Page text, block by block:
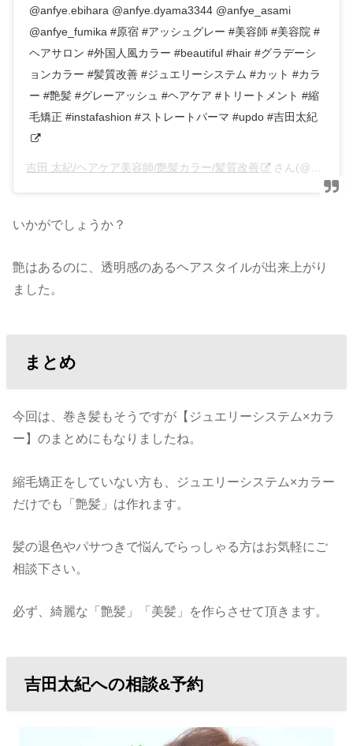
@anfye.ebihara @anfye.dyama3344 @anfye_asami
@anfye_fumika #原宿 #アッシュグレー #美容師 #美容院 #
ヘアサロン #外国人風カラー #beautiful #hair #グラデーシ
ョンカラー #髪質改善 #ジュエリーシステム #カット #カラ
ー #艶髪 #グレーアッシュ #ヘアケア #トリートメント #縮
毛矯正 #instafashion #ストレートパーマ #updo #吉田太紀
吉田 太紀/ヘアケア美容師/艶髪カラー/髪質改善 さん(@anfye_yoshida)がシェアした投稿 –
いかがでしょうか？
艶はあるのに、透明感のあるヘアスタイルが出来上がり
ました。
まとめ
今回は、巻き髪もそうですが【ジュエリーシステム×カラ
ー】のまとめにもなりましたね。
縮毛矯正をしていない方も、ジュエリーシステム×カラー
だけでも「艶髪」は作れます。
髪の退色やパサつきで悩んでらっしゃる方はお気軽にご
相談下さい。
必ず、綺麗な「艶髪」「美髪」を作らさせて頂きます。
吉田太紀への相談&予約